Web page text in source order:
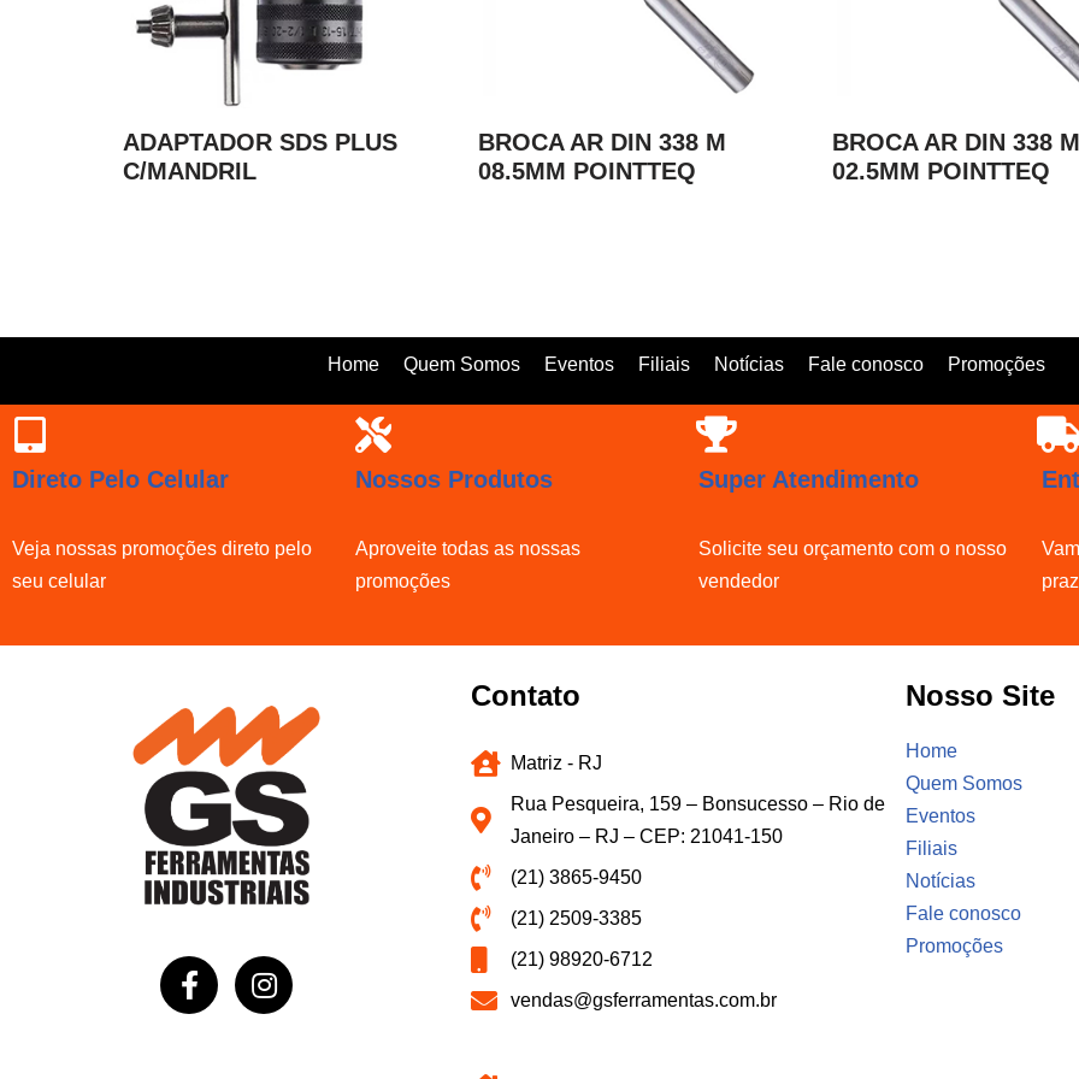
ADAPTADOR SDS PLUS
C/MANDRIL
BROCA AR DIN 338 M
08.5MM POINTTEQ
BROCA AR DIN 338 M
02.5MM POINTTEQ
Home Quem Somos Eventos Filiais Notícias Fale conosco Promoções
Direto Pelo Celular
Veja nossas promoções direto pelo
seu celular
Nossos Produtos
Aproveite todas as nossas
promoções
Super Atendimento
Solicite seu orçamento com o nosso
vendedor
Contato
Matriz - RJ
Rua Pesqueira, 159 – Bonsucesso – Rio de
Janeiro – RJ – CEP: 21041-150
(21) 3865-9450
(21) 2509-3385
(21) 98920-6712
vendas@gsferramentas.com.br
Nosso Site
Home
Quem Somos
Eventos
Filiais
Notícias
Fale conosco
Promoções